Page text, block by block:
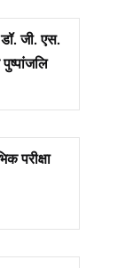
जी. एस.
परीक्षा